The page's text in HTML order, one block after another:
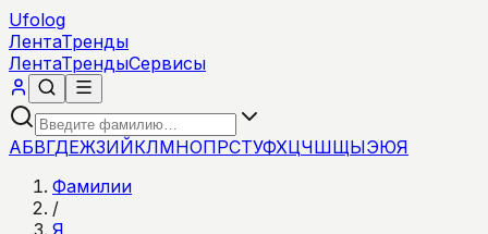
Ufolog
ЛентаТренды
ЛентаТрендыСервисы
АБВГДЕЖЗИЙКЛМНОПРСТУФХЦЧШЩЫЭЮЯ
Фамилии
/
Я